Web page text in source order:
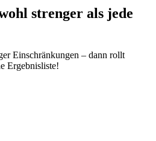
strenger als jede
Einschränkungen – dann rollt
Ergebnisliste!